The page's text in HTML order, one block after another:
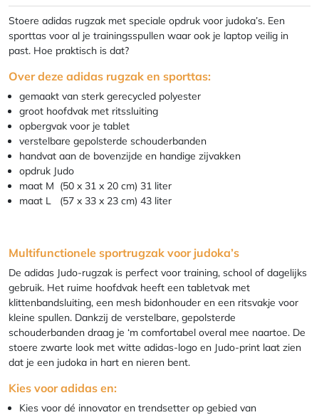
Stoere adidas rugzak met speciale opdruk voor judoka’s. Een
sporttas voor al je trainingsspullen waar ook je laptop veilig in
past. Hoe praktisch is dat?
Over deze adidas rugzak en sporttas:
gemaakt van sterk gerecycled polyester
groot hoofdvak met ritssluiting
opbergvak voor je tablet
verstelbare gepolsterde schouderbanden
handvat aan de bovenzijde en handige zijvakken
opdruk Judo
maat M (50 x 31 x 20 cm) 31 liter
maat L (57 x 33 x 23 cm) 43 liter
Multifunctionele sportrugzak voor judoka’s
De adidas Judo-rugzak is perfect voor training, school of dagelijks
gebruik. Het ruime hoofdvak heeft een tabletvak met
klittenbandsluiting, een mesh bidonhouder en een ritsvakje voor
kleine spullen. Dankzij de verstelbare, gepolsterde
schouderbanden draag je ‘m comfortabel overal mee naartoe. De
stoere zwarte look met witte adidas-logo en Judo-print laat zien
dat je een judoka in hart en nieren bent.
Kies voor adidas en:
Kies voor dé innovator en trendsetter op gebied van